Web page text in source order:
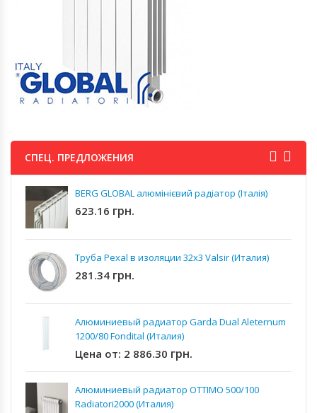
СПЕЦ. ПРЕДЛОЖЕНИЯ
BERG GLOBAL алюмінієвий радіатор (Італія)
623.16 грн.
Труба Pexal в изоляции 32x3 Valsir (Италия)
281.34 грн.
Алюминиевый радиатор Garda Dual Aleternum
1200/80 Fondital (Италия)
Цена от: 2 886.30 грн.
Алюминиевый радиатор OTTIMO 500/100
Radiatori2000 (Италия)